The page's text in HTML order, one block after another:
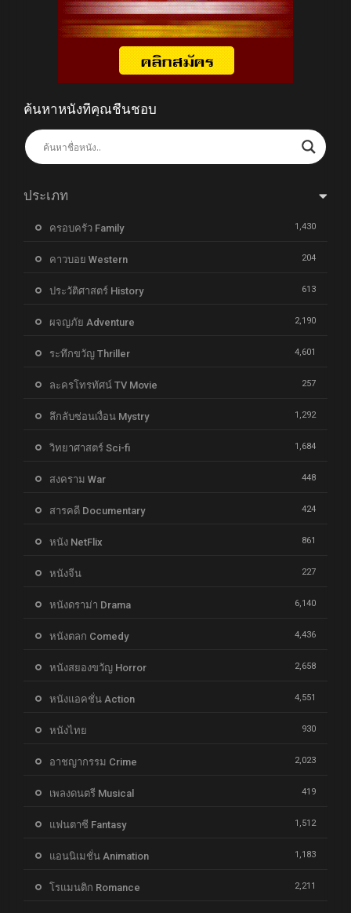
ค้นหาหนังที่คุณชื่นชอบ
ประเภท
ครอบครัว Family 1,430
คาวบอย Western 204
ประวัติศาสตร์ History 613
ผจญภัย Adventure 2,190
ระทึกขวัญ Thriller 4,601
ละครโทรทัศน์ TV Movie 257
ลึกลับซ่อนเงื่อน Mystry 1,292
วิทยาศาสตร์ Sci-fi 1,684
สงคราม War 448
สารคดี Documentary 424
หนัง NetFlix 861
หนังจีน 227
หนังดราม่า Drama 6,140
หนังตลก Comedy 4,436
หนังสยองขวัญ Horror 2,658
หนังแอคชั่น Action 4,551
หนังไทย 930
อาชญากรรม Crime 2,023
เพลงดนตรี Musical 419
แฟนตาซี Fantasy 1,512
แอนนิเมชั่น Animation 1,183
โรแมนติก Romance 2,211